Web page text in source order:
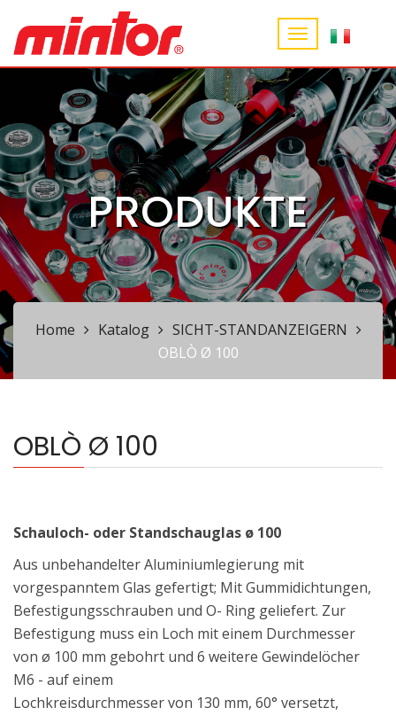
PRODUKTE
Home Katalog
SICHT-STANDANZEIGERN
OBLÒ Ø 100
OBLÒ Ø 100
Schauloch- oder Standschauglas ø 100
Aus unbehandelter Aluminiumlegierung mit
vorgespanntem Glas gefertigt; Mit Gummidichtungen,
Befestigungsschrauben und O- Ring geliefert. Zur
Befestigung muss ein Loch mit einem Durchmesser
von ø 100 mm gebohrt und 6 weitere Gewindelöcher
M6 - auf einem
Lochkreisdurchmesser von 130 mm, 60° versetzt,